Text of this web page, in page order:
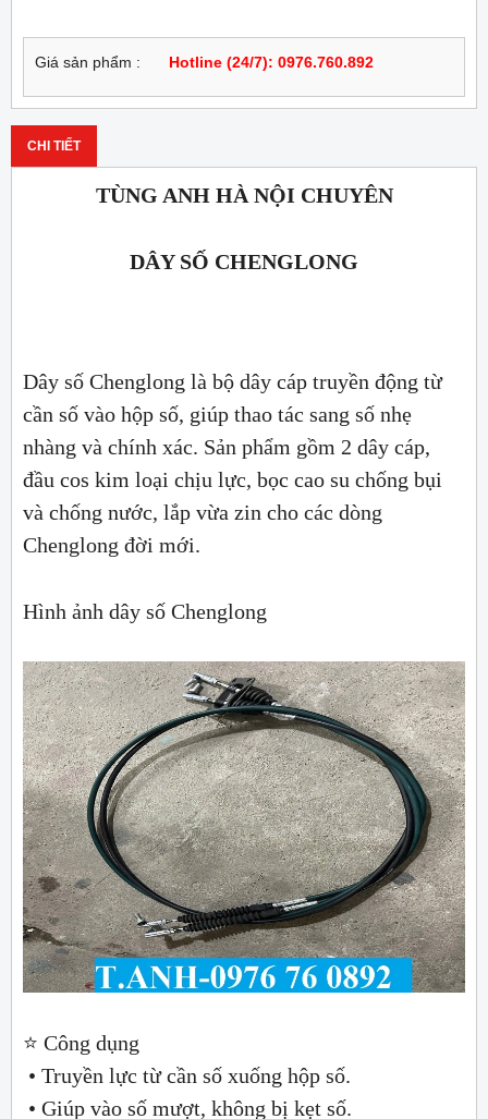
Giá sản phẩm : Hotline (24/7): 0976.760.892
CHI TIẾT
TÙNG ANH HÀ NỘI CHUYÊN
DÂY SỐ CHENGLONG
Dây số Chenglong là bộ dây cáp truyền động từ
cần số vào hộp số, giúp thao tác sang số nhẹ
nhàng và chính xác. Sản phẩm gồm 2 dây cáp,
đầu cos kim loại chịu lực, bọc cao su chống bụi
và chống nước, lắp vừa zin cho các dòng
Chenglong đời mới.
Hình ảnh dây số Chenglong
⭐ Công dụng
• Truyền lực từ cần số xuống hộp số.
• Giúp vào số mượt, không bị kẹt số.